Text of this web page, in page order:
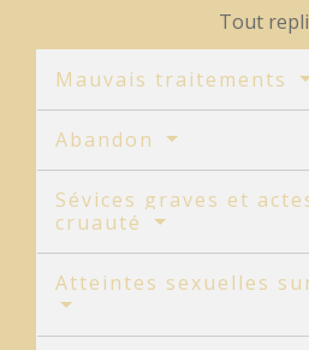
Tout
Mauvais traitements
Abandon
Sévices graves et
cruauté
Atteintes sexuelles